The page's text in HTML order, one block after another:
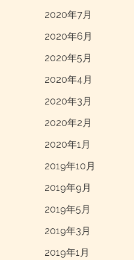
2020年7月
2020年6月
2020年5月
2020年4月
2020年3月
2020年2月
2020年1月
2019年10月
2019年9月
2019年5月
2019年3月
2019年1月